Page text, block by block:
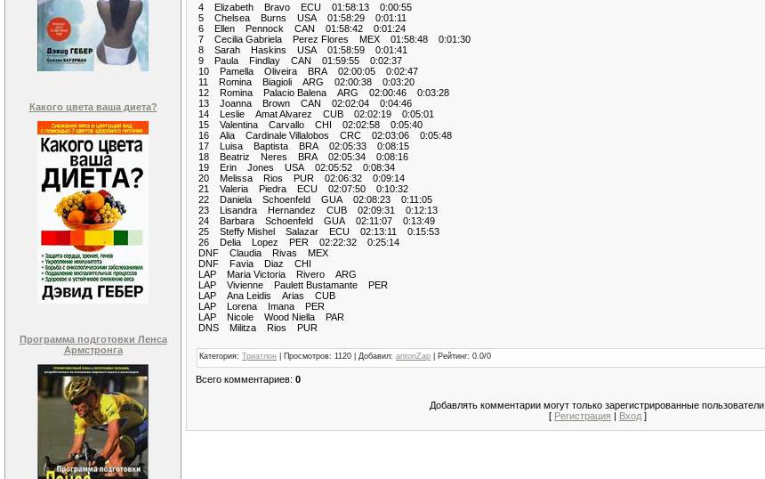
Какого цвета ваша диета?
Программа подготовки Ленса
Армстронга
4 Elizabeth Bravo ECU 01:58:13 0:00:55
5 Chelsea Burns USA 01:58:29 0:01:11
6 Ellen Pennock CAN 01:58:42 0:01:24
7 Cecilia Gabriela Perez Flores MEX 01:58:48 0:01:30
8 Sarah Haskins USA 01:58:59 0:01:41
9 Paula Findlay CAN 01:59:55 0:02:37
10 Pamella Oliveira BRA 02:00:05 0:02:47
11 Romina Biagioli ARG 02:00:38 0:03:20
12 Romina Palacio Balena ARG 02:00:46 0:03:28
13 Joanna Brown CAN 02:02:04 0:04:46
14 Leslie Amat Alvarez CUB 02:02:19 0:05:01
15 Valentina Carvallo CHI 02:02:58 0:05:40
16 Alia Cardinale Villalobos CRC 02:03:06 0:05:48
17 Luisa Baptista BRA 02:05:33 0:08:15
18 Beatriz Neres BRA 02:05:34 0:08:16
19 Erin Jones USA 02:05:52 0:08:34
20 Melissa Rios PUR 02:06:32 0:09:14
21 Valeria Piedra ECU 02:07:50 0:10:32
22 Daniela Schoenfeld GUA 02:08:23 0:11:05
23 Lisandra Hernandez CUB 02:09:31 0:12:13
24 Barbara Schoenfeld GUA 02:11:07 0:13:49
25 Steffy Mishel Salazar ECU 02:13:11 0:15:53
26 Delia Lopez PER 02:22:32 0:25:14
DNF Claudia Rivas MEX
DNF Favia Diaz CHI
LAP Maria Victoria Rivero ARG
LAP Vivienne Paulett Bustamante PER
LAP Ana Leidis Arias CUB
LAP Lorena Imana PER
LAP Nicole Wood Niella PAR
DNS Militza Rios PUR
Категория: Триатлон Просмотров: 1120 Добавил: antonZap Рейтинг: 0.0/0
Всего комментариев: 0
Добавлять комментарии могут только зарегистрированные пользователи.
[ Регистрация | Вход ]